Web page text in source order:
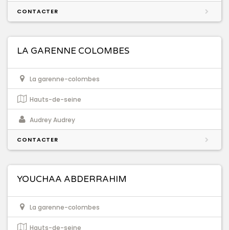
CONTACTER
LA GARENNE COLOMBES
La garenne-colombes
Hauts-de-seine
Audrey Audrey
CONTACTER
YOUCHAA ABDERRAHIM
La garenne-colombes
Hauts-de-seine